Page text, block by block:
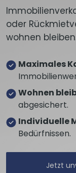
oder
wohnen
Maximales
Wohnen
abgesichert.
Individuelle
Bedürfnissen.
Jetzt